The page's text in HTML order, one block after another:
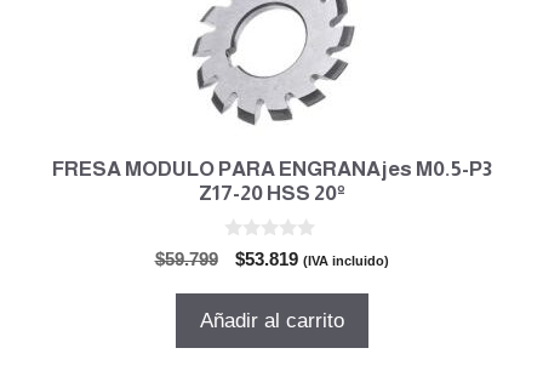
FRESA MODULO PARA ENGRANAjes M0.5-P3
Z17-20 HSS 20º
$59.799
El
original
$53.819El
actual
(IVA incluido)
Añadir al carrito